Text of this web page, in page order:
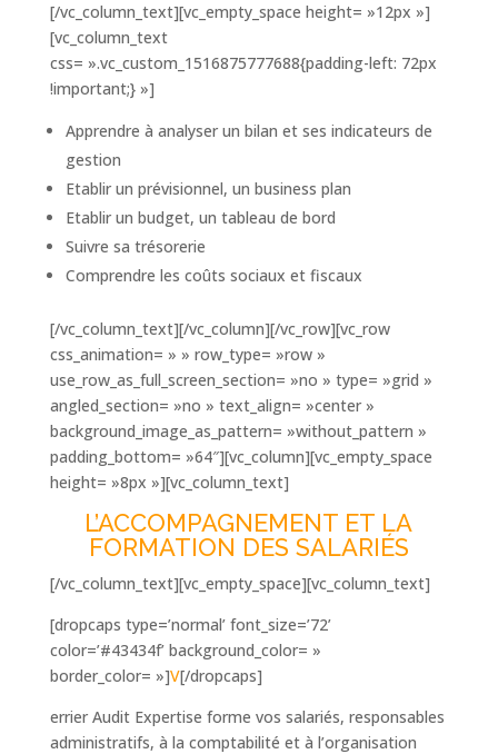
[/vc_column_text][vc_empty_space height= »12px »]
[vc_column_text
css= ».vc_custom_1516875777688{padding-left: 72px
!important;} »]
Apprendre à analyser un bilan et ses indicateurs de
gestion
Etablir un prévisionnel, un business plan
Etablir un budget, un tableau de bord
Suivre sa trésorerie
Comprendre les coûts sociaux et fiscaux
[/vc_column_text][/vc_column][/vc_row][vc_row
css_animation= » » row_type= »row »
use_row_as_full_screen_section= »no » type= »grid »
angled_section= »no » text_align= »center »
background_image_as_pattern= »without_pattern »
padding_bottom= »64″][vc_column][vc_empty_space
height= »8px »][vc_column_text]
L’ACCOMPAGNEMENT ET LA
FORMATION DES SALARIÉS
[/vc_column_text][vc_empty_space][vc_column_text]
[dropcaps type=’normal’ font_size=’72’
color=’#43434f’ background_color= »
border_color= »]V[/dropcaps]
errier Audit Expertise forme vos salariés, responsables
administratifs, à la comptabilité et à l’organisation